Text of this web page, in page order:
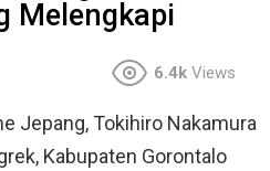
Melengkapi
6.4k Views
Jepang, Tokihiro Nakamura
Kabupaten Gorontalo